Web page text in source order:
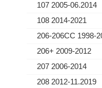
107 2005-06.2014
108 2014-2021
206-206CC 1998-
206+ 2009-2012
207 2006-2014
208 2012-11.2019